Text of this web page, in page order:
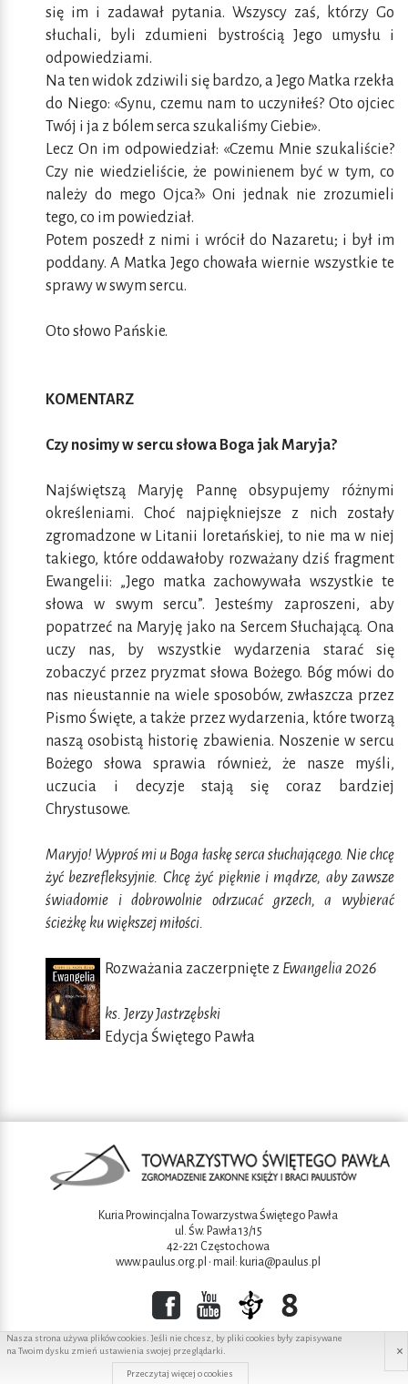
się im i zadawał pytania. Wszyscy zaś, którzy Go
słuchali, byli zdumieni bystrością Jego umysłu i
odpowiedziami.
Na ten widok zdziwili się bardzo, a Jego Matka rzekła
do Niego: «Synu, czemu nam to uczyniłeś? Oto ojciec
Twój i ja z bólem serca szukaliśmy Ciebie».
Lecz On im odpowiedział: «Czemu Mnie szukaliście?
Czy nie wiedzieliście, że powinienem być w tym, co
należy do mego Ojca?» Oni jednak nie zrozumieli
tego, co im powiedział.
Potem poszedł z nimi i wrócił do Nazaretu; i był im
poddany. A Matka Jego chowała wiernie wszystkie te
sprawy w swym sercu.
Oto słowo Pańskie.
KOMENTARZ
Czy nosimy w sercu słowa Boga jak Maryja?
Najświętszą Maryję Pannę obsypujemy różnymi
określeniami. Choć najpiękniejsze z nich zostały
zgromadzone w Litanii loretańskiej, to nie ma w niej
takiego, które oddawałoby rozważany dziś fragment
Ewangelii: „Jego matka zachowywała wszystkie te
słowa w swym sercu”. Jesteśmy zaproszeni, aby
popatrzeć na Maryję jako na Sercem Słuchającą. Ona
uczy nas, by wszystkie wydarzenia starać się
zobaczyć przez pryzmat słowa Bożego. Bóg mówi do
nas nieustannie na wiele sposobów, zwłaszcza przez
Pismo Święte, a także przez wydarzenia, które tworzą
naszą osobistą historię zbawienia. Noszenie w sercu
Bożego słowa sprawia również, że nasze myśli,
uczucia i decyzje stają się coraz bardziej
Chrystusowe.
Maryjo! Wyproś mi u Boga łaskę serca słuchającego. Nie chcę
żyć bezrefleksyjnie. Chcę żyć pięknie i mądrze, aby zawsze
świadomie i dobrowolnie odrzucać grzech, a wybierać
ścieżkę ku większej miłości.
Rozważania zaczerpnięte z Ewangelia 2026
ks. Jerzy Jastrzębski
Edycja Świętego Pawła
Kuria Prowincjalna Towarzystwa Świętego Pawła
ul. Św. Pawła 13/15
42-221 Częstochowa
www.paulus.org.pl • mail: kuria@paulus.pl
Copyright ©2016 Towarzystwo świętego Pawła
Projekt i wykonanie:
Nasza strona używa plików cookies. Jeśli nie chcesz, by pliki cookies były zapisywane
na Twoim dysku zmień ustawienia swojej przeglądarki.
×
Przeczytaj więcej o cookies